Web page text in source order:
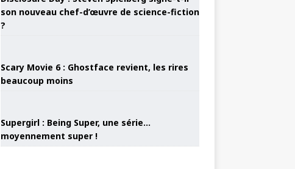
son nouveau chef-d’œuvre de science-fiction
?
Scary Movie 6 : Ghostface revient, les rires
beaucoup moins
Supergirl : Being Super, une série…
moyennement super !